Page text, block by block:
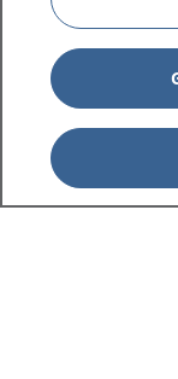
1177 på flera
Om 1177
Kontakt